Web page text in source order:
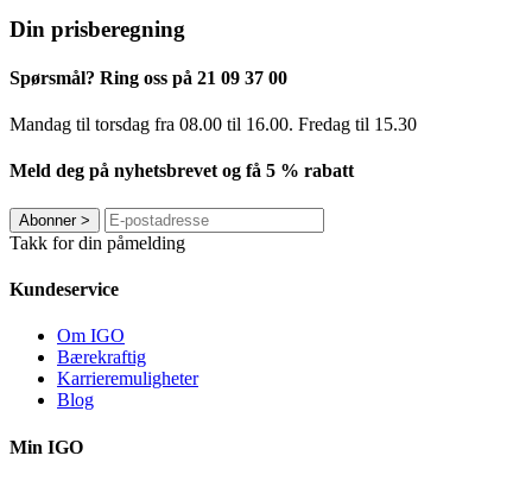
Din prisberegning
Spørsmål? Ring oss på 21 09 37 00
Mandag til torsdag ​​fra 08.00 til 16.00. Fredag til 15.30
Meld deg på nyhetsbrevet og få 5 % rabatt
Abonner>
Takk for din påmelding
Kundeservice
Om IGO
Bærekraftig
Karrieremuligheter
Blog
Min IGO